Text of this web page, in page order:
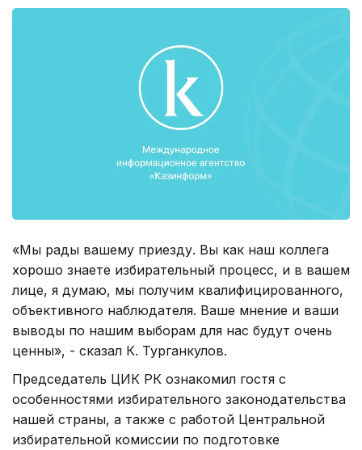
«Мы рады вашему приезду. Вы как наш коллега
хорошо знаете избирательный процесс, и в вашем
лице, я думаю, мы получим квалифицированного,
объективного наблюдателя. Ваше мнение и ваши
выводы по нашим выборам для нас будут очень
ценны», - сказал К. Турганкулов.
Председатель ЦИК РК ознакомил гостя с
особенностями избирательного законодательства
нашей страны, а также с работой Центральной
избирательной комиссии по подготовке